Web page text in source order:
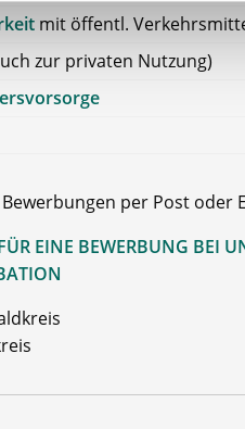
mit öffentl.
zur privaten Nutzung)
per Post oder
EINE BEWERBUNG BEI